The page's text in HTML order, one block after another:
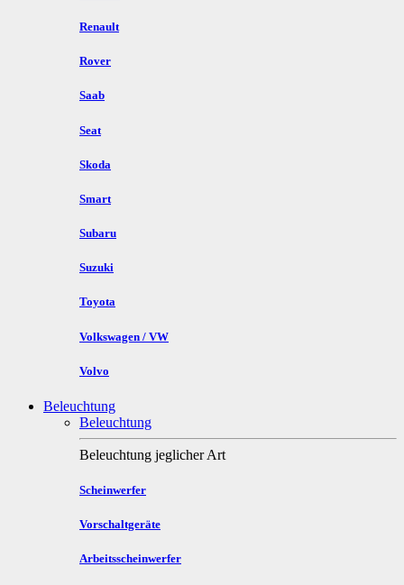
Renault
Rover
Saab
Seat
Skoda
Smart
Subaru
Suzuki
Toyota
Volkswagen / VW
Volvo
Beleuchtung
Beleuchtung
Beleuchtung jeglicher Art
Scheinwerfer
Vorschaltgeräte
Arbeitsscheinwerfer